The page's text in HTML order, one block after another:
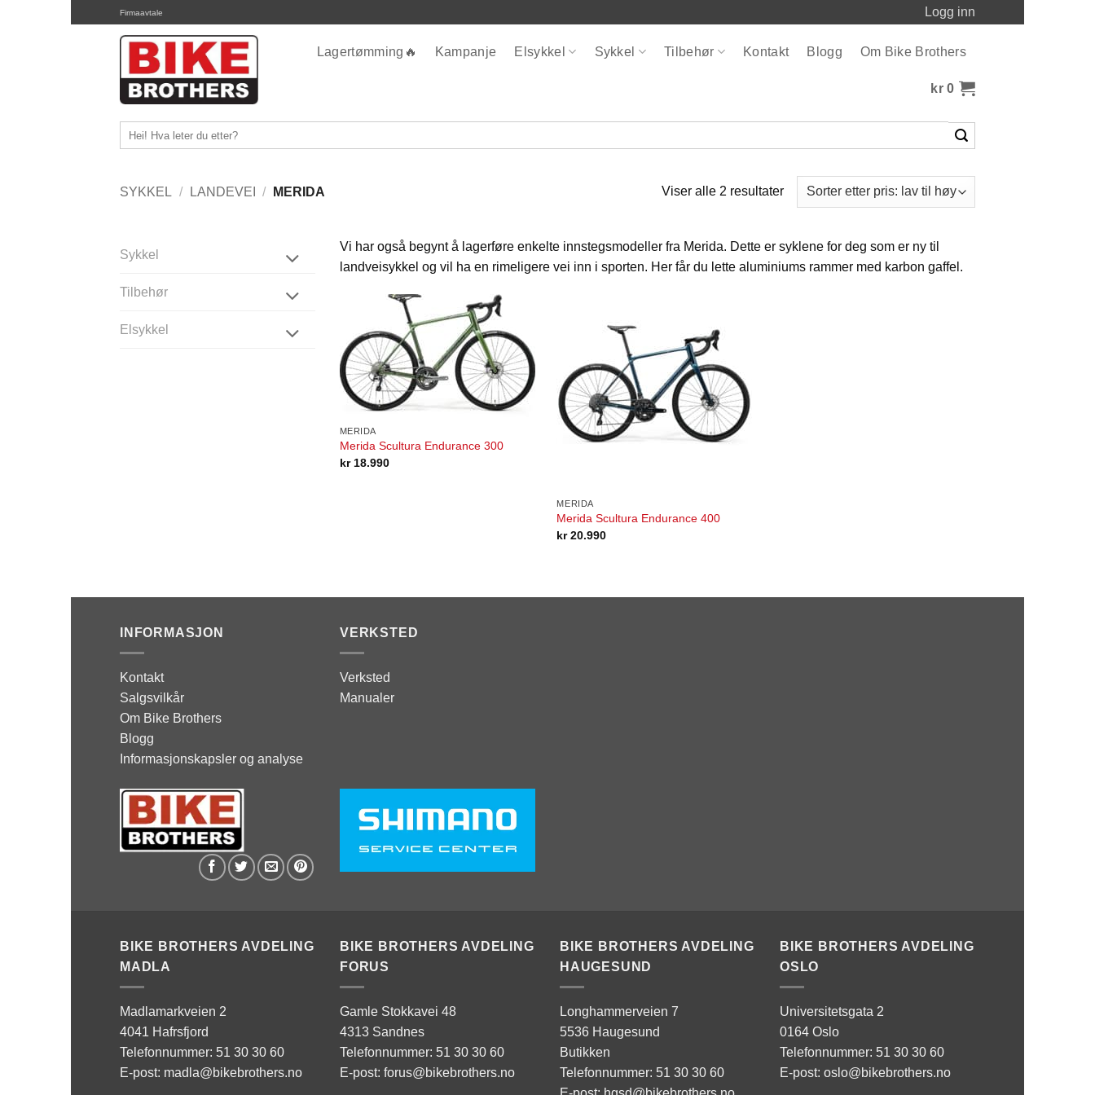
Firmaavtale Logg inn
Lagertømming🔥 Kampanje Elsykkel Sykkel Tilbehør Kontakt Blogg Om Bike Brothers
kr 0
SYKKEL / LANDEVEI / MERIDA Viser alle 2 resultaterSortert
etter
Lav
til
Sykkel
Tilbehør
Elsykkel
Vi har også begynt å lagerføre enkelte innstegsmodeller fra Merida. Dette er syklene for deg som er ny til
landveisykkel og vil ha en rimeligere vei inn i sporten. Her får du lette aluminiums rammer med karbon gaffel.
MERIDA
Merida Scultura Endurance 300
kr18.990
MERIDA
Merida Scultura Endurance 400
kr20.990
INFORMASJON
Kontakt
Salgsvilkår
Om Bike Brothers
Blogg
Informasjonskapsler og analyse
VERKSTED
Verksted
Manualer
BIKE BROTHERS AVDELING
MADLA
Madlamarkveien 2
4041 Hafrsfjord
Telefonnummer: 51 30 30 60
E-post: madla@bikebrothers.no
BIKE BROTHERS AVDELING
FORUS
Gamle Stokkavei 48
4313 Sandnes
Telefonnummer: 51 30 30 60
E-post: forus@bikebrothers.no
BIKE BROTHERS AVDELING
HAUGESUND
Longhammerveien 7
5536 Haugesund
Butikken
Telefonnummer: 51 30 30 60
BIKE BROTHERS AVDELING
OSLO
Universitetsgata 2
0164 Oslo
Telefonnummer: 51 30 30 60
E-post: oslo@bikebrothers.no